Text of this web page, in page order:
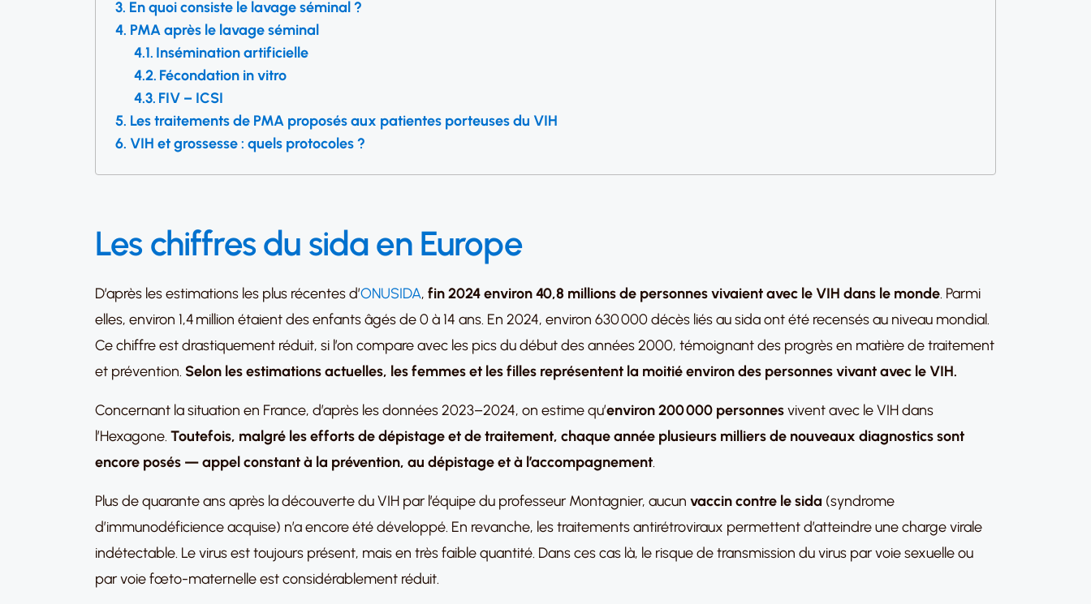
En quoi consiste le lavage séminal ?
PMA après le lavage séminal
Insémination artificielle
Fécondation in vitro
FIV – ICSI
Les traitements de PMA proposés aux patientes porteuses du VIH
VIH et grossesse : quels protocoles ?
Les chiffres du sida en Europe
D’après les estimations les plus récentes d’ONUSIDA, fin 2024 environ 40,8 millions de personnes vivaient avec le VIH dans le monde. Parmi
elles, environ 1,4 million étaient des enfants âgés de 0 à 14 ans. En 2024, environ 630 000 décès liés au sida ont été recensés au niveau mondial.
Ce chiffre est drastiquement réduit, si l’on compare avec les pics du début des années 2000, témoignant des progrès en matière de traitement
et prévention. Selon les estimations actuelles, les femmes et les filles représentent la moitié environ des personnes vivant avec le VIH.
Concernant la situation en France, d’après les données 2023–2024, on estime qu’environ 200 000 personnesvivent avec le VIH dans
l’Hexagone. Toutefois, malgré les efforts de dépistage et de traitement, chaque année plusieurs milliers de nouveaux diagnostics sont
encore posés — appel constant à la prévention, au dépistage et à l’accompagnement.
Plus de quarante ans après la découverte du VIH par l’équipe du professeur Montagnier, aucun vaccin contre le sida (syndrome
d’immunodéficience acquise) n’a encore été développé. En revanche, les traitements antirétroviraux permettent d’atteindre une charge virale
indétectable. Le virus est toujours présent, mais en très faible quantité. Dans ces cas là, le risque de transmission du virus par voie sexuelle ou
par voie fœto-maternelle est considérablement réduit.